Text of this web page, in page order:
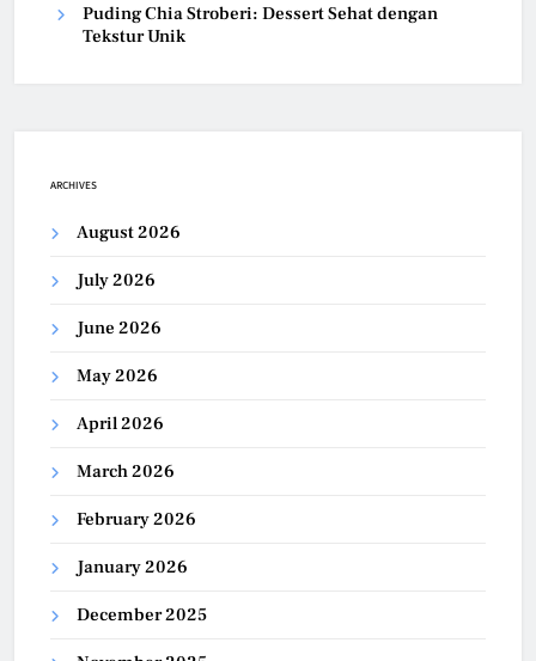
Puding Chia Stroberi: Dessert Sehat dengan
Tekstur Unik
ARCHIVES
August 2026
July 2026
June 2026
May 2026
April 2026
March 2026
February 2026
January 2026
December 2025